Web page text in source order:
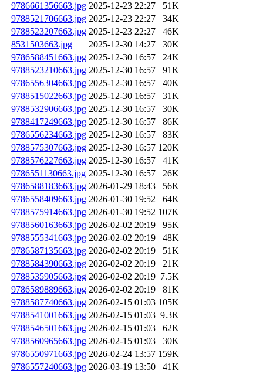
9786661356663.jpg 2025-12-23 22:27
51K
9788521706663.jpg 2025-12-23 22:27
34K
9788523207663.jpg 2025-12-23 22:27
46K
8531503663.jpg
2025-12-30 14:27
30K
9786588451663.jpg 2025-12-30 16:57
24K
9788523210663.jpg 2025-12-30 16:57
91K
9786556304663.jpg 2025-12-30 16:57
40K
9788515022663.jpg 2025-12-30 16:57
31K
9788532906663.jpg 2025-12-30 16:57
30K
9788417249663.jpg 2025-12-30 16:57
86K
9786556234663.jpg 2025-12-30 16:57
83K
9788575307663.jpg 2025-12-30 16:57 120K
9788576227663.jpg 2025-12-30 16:57
41K
9786551130663.jpg 2025-12-30 16:57
26K
9786588183663.jpg 2026-01-29 18:43
56K
9786558409663.jpg 2026-01-30 19:52
64K
9788575914663.jpg 2026-01-30 19:52 107K
9788560163663.jpg 2026-02-02 20:19
95K
9788555341663.jpg 2026-02-02 20:19
48K
9786587135663.jpg 2026-02-02 20:19
51K
9788584390663.jpg 2026-02-02 20:19
21K
9788535905663.jpg 2026-02-02 20:19 7.5K
9786589889663.jpg 2026-02-02 20:19
81K
9788587740663.jpg 2026-02-15 01:03 105K
9788541001663.jpg 2026-02-15 01:03 9.3K
9788546501663.jpg 2026-02-15 01:03
62K
9788560965663.jpg 2026-02-15 01:03
30K
9786550971663.jpg 2026-02-24 13:57 159K
9786557240663.jpg 2026-03-19 13:50
41K